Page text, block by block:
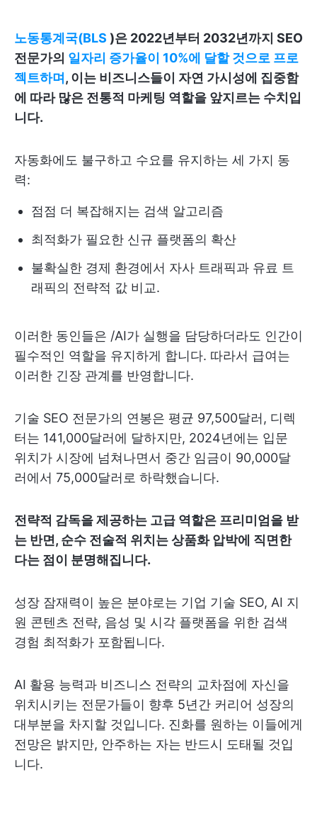
노동통계국(BLS )은 2022년부터 2032년까지 SEO
전문가의 일자리 증가율이 10%에 달할 것으로 프로
젝트하며 , 이는 비즈니스들이 자연 가시성에 집중함
에 따라 많은 전통적 마케팅 역할을 앞지르는 수치입
니다.
자동화에도 불구하고 수요를 유지하는 세 가지 동
력:
점점 더 복잡해지는 검색 알고리즘
최적화가 필요한 신규 플랫폼의 확산
불확실한 경제 환경에서 자사 트래픽과 유료 트
래픽의 전략적 값 비교.
이러한 동인들은 /AI가 실행을 담당하더라도 인간이
필수적인 역할을 유지하게 합니다. 따라서 급여는
이러한 긴장 관계를 반영합니다.
기술 SEO 전문가의 연봉은 평균 97,500달러, 디렉
터는 141,000달러에 달하지만, 2024년에는 입문
위치가 시장에 넘쳐나면서 중간 임금이 90,000달
러에서 75,000달러로 하락했습니다.
전략적 감독을 제공하는 고급 역할은 프리미엄을 받
는 반면, 순수 전술적 위치는 상품화 압박에 직면한
다는 점이 분명해집니다.
성장 잠재력이 높은 분야로는 기업 기술 SEO, AI 지
원 콘텐츠 전략, 음성 및 시각 플랫폼을 위한 검색
경험 최적화가 포함됩니다.
AI 활용 능력과 비즈니스 전략의 교차점에 자신을
위치시키는 전문가들이 향후 5년간 커리어 성장의
대부분을 차지할 것입니다. 진화를 원하는 이들에게
전망은 밝지만, 안주하는 자는 반드시 도태될 것입
니다.